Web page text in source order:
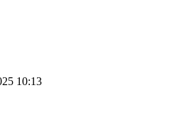
10:13